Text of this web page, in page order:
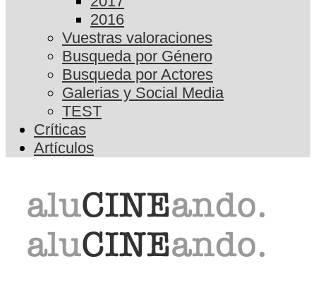
2016
Vuestras valoraciones
Busqueda por Género
Busqueda por Actores
Galerias y Social Media
TEST
Críticas
Artículos